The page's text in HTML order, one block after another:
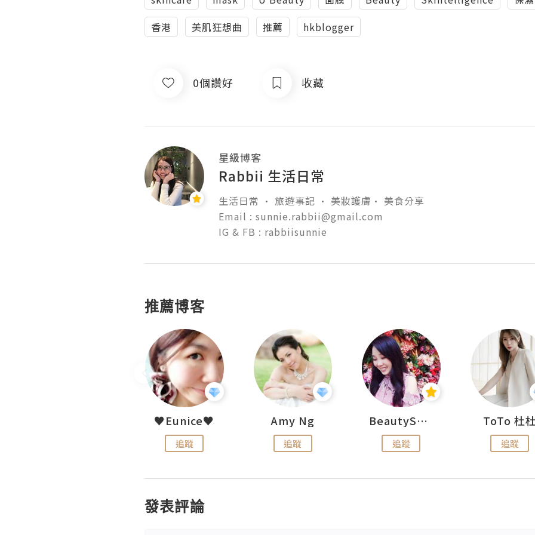
香港
美肌狂想曲 推薦 hkblogger
0個讚好 收藏
星級博客
Rabbii 生活日常
生活日常 • 旅遊事記 • 美妝護膚• 美食分享
Email : sunnie.rabbii@gmail.com
IG & FB : rabbiisunnie
推薦博客
♥Eunice♥
追蹤
Amy Ng
追蹤
BeautySearch
追蹤
ToTo 杜
追蹤
發表評論